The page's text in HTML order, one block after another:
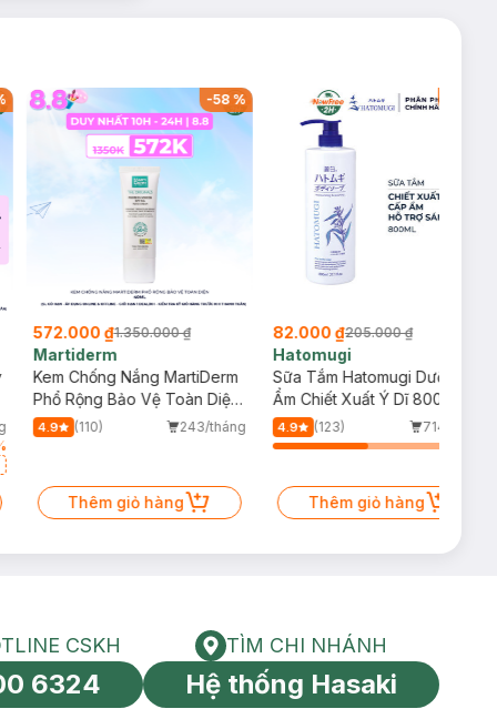
-58%
572.000 ₫1.350.000 ₫
Martiderm
Kem Chống Nắng MartiDerm
Phổ Rộng Bảo Vệ Toàn Diện
40ml
4.9 (110) 243/tháng
Thêm giỏ hàng
82.000 ₫205.000 ₫
Hatomugi
Sữa Tắm Hatomugi Dưỡng
Ẩm Chiết Xuất Ý Dĩ 800ml
4.9 (123)
714/tháng
Thêm giỏ hàng
toàn cầu
HOTLINE CSKH
CSKH
6324
Tìm chi nhánh
TÌM CHI NHÁNH
Hệ thống Hasaki